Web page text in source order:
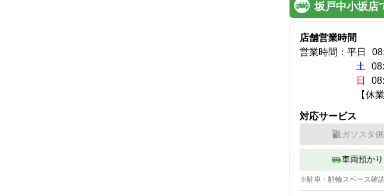
坂戸中小坂店
店舗営業時間
営業時間： 平日
土
日
【休
対応サービス
ガソスタ
車両預かり
※駐車・駐輪スペース確